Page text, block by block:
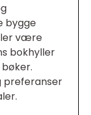
bygge
være
bokhyller
preferanser